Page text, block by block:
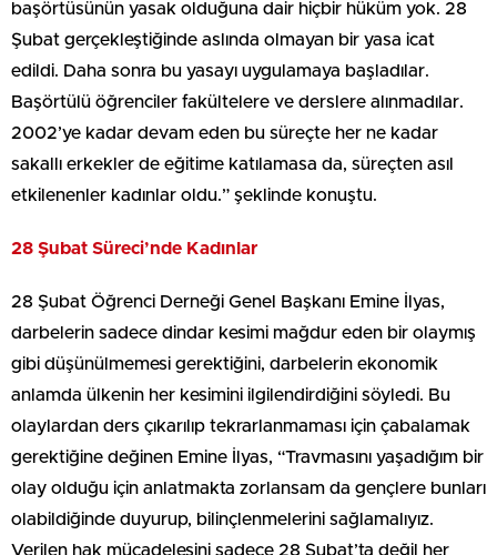
başörtüsünün yasak olduğuna dair hiçbir hüküm yok. 28
Şubat gerçekleştiğinde aslında olmayan bir yasa icat
edildi. Daha sonra bu yasayı uygulamaya başladılar.
Başörtülü öğrenciler fakültelere ve derslere alınmadılar.
2002’ye kadar devam eden bu süreçte her ne kadar
sakallı erkekler de eğitime katılamasa da, süreçten asıl
etkilenenler kadınlar oldu.” şeklinde konuştu.
28 Şubat Süreci’nde Kadınlar
28 Şubat Öğrenci Derneği Genel Başkanı Emine İlyas,
darbelerin sadece dindar kesimi mağdur eden bir olaymış
gibi düşünülmemesi gerektiğini, darbelerin ekonomik
anlamda ülkenin her kesimini ilgilendirdiğini söyledi. Bu
olaylardan ders çıkarılıp tekrarlanmaması için çabalamak
gerektiğine değinen Emine İlyas, “Travmasını yaşadığım bir
olay olduğu için anlatmakta zorlansam da gençlere bunları
olabildiğinde duyurup, bilinçlenmelerini sağlamalıyız.
Verilen hak mücadelesini sadece 28 Şubat’ta değil her